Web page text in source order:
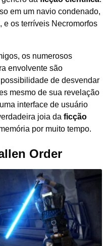
em um navio condenado,
e os terríveis Necromorfos
os numerosos
envolvente são
de desvendar
mesmo de sua revelação
interface de usuário
joia da ficção
por muito tempo.
Order